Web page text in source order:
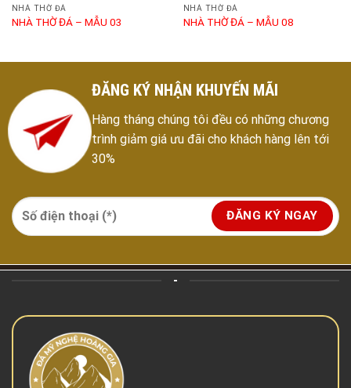
NHÀ THỜ ĐÁ
NHÀ THỜ ĐÁ – MẪU 03
NHÀ THỜ ĐÁ
NHÀ THỜ ĐÁ – MẪU 08
ĐĂNG KÝ NHẬN KHUYẾN MÃI
Hàng tháng chúng tôi đều có những chương
trình giảm giá ưu đãi cho khách hàng lên tới
30%
-